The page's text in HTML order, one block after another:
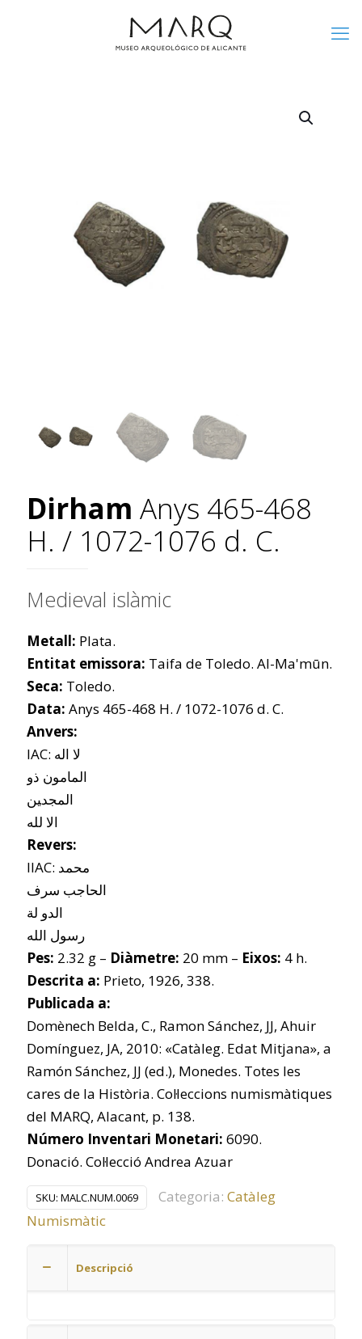
Dirham Anys 465-468
H. / 1072-1076 d. C.
Medieval islàmic
Metall: Plata.
Entitat emissora: Taifa de Toledo. Al-Ma'mūn.
Seca: Toledo.
Data: Anys 465-468 H. / 1072-1076 d. C.
Anvers:
IAC: لا اله
المامون ذو
المجدﻴﻦ
الا لله
Revers:
IIAC: محمد
الحاجب سرف
الدو لة
رسول الله
Pes: 2.32 g – Diàmetre: 20 mm – Eixos: 4 h.
Descrita a: Prieto, 1926, 338.
Publicada a:
Domènech Belda, C., Ramon Sánchez, JJ, Ahuir
Domínguez, JA, 2010: «Catàleg. Edat Mitjana», a
Ramón Sánchez, JJ (ed.), Monedes. Totes les
cares de la Història. Col·leccions numismàtiques
del MARQ, Alacant, p. 138.
Número Inventari Monetari: 6090.
Donació. Col·lecció Andrea Azuar
SKU: MALC.NUM.0069 Categoria: Catàleg
Numismàtic
Descripció